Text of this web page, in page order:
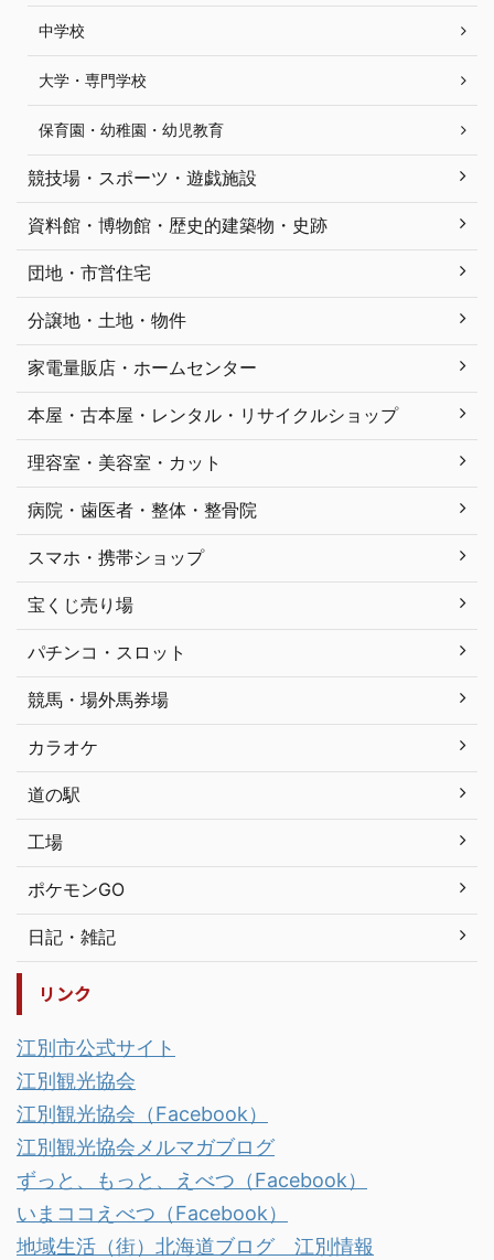
中学校
大学・専門学校
保育園・幼稚園・幼児教育
競技場・スポーツ・遊戯施設
資料館・博物館・歴史的建築物・史跡
団地・市営住宅
分譲地・土地・物件
家電量販店・ホームセンター
本屋・古本屋・レンタル・リサイクルショップ
理容室・美容室・カット
病院・歯医者・整体・整骨院
スマホ・携帯ショップ
宝くじ売り場
パチンコ・スロット
競馬・場外馬券場
カラオケ
道の駅
工場
ポケモンGO
日記・雑記
リンク
江別市公式サイト
江別観光協会
江別観光協会（Facebook）
江別観光協会メルマガブログ
ずっと、もっと、えべつ（Facebook）
いまココえべつ（Facebook）
地域生活（街）北海道ブログ 江別情報